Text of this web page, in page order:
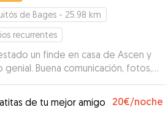
de Bages - 25.98 km
recurrentes
un finde en casa de Ascen y
Buena comunicación, fotos,
”
de tu mejor amigo
20€/noche